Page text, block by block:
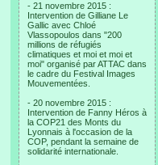
- 21 novembre 2015 :
Intervention de Gilliane Le
Gallic avec Chloé
Vlassopoulos dans "200
millions de réfugiés
climatiques et moi et moi et
moi" organisé par ATTAC dans
le cadre du Festival Images
Mouvementées.
- 20 novembre 2015 :
Intervention de Fanny Héros à
la COP21 des Monts du
Lyonnais à l'occasion de la
COP, pendant la semaine de
solidarité internationale.